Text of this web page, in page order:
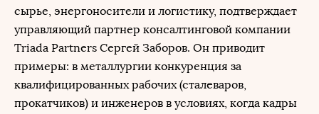
сырье, энергоносители и логистику, подтверждает
управляющий партнер консалтинговой компании
Triada Partners Сергей Заборов. Он приводит
примеры: в металлургии конкуренция за
квалифицированных рабочих (сталеваров,
прокатчиков) и инженеров в условиях, когда кадры